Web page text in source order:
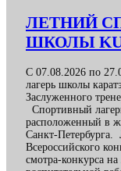
ЛЕТНИЙ
ШКОЛЫ
С 07.08.2026 по
лагерь школы
Заслуженного
Спортивный
расположенный в
Санкт-Петербурга.
Всероссийского
смотра-конкурса